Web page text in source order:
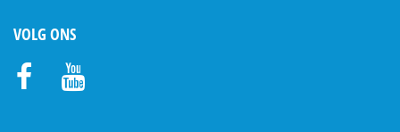
VOLG ONS